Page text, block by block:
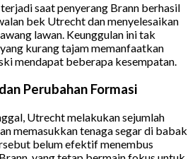
saat penyerang Brann berhasil
bek Utrecht dan menyelesaikan
lawan. Keunggulan ini tak
kurang tajam memanfaatkan
mendapat beberapa kesempatan.
Perubahan Formasi
Utrecht melakukan sejumlah
memasukkan tenaga segar di babak
belum efektif menembus